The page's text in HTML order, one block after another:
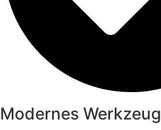
Modernes Werkzeug